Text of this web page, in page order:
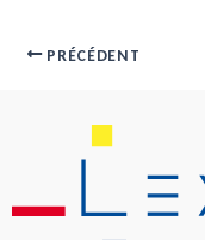
PRÉCÉDENT